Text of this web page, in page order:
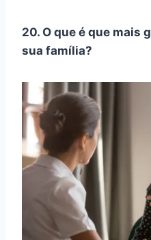
20. O que é que mais
sua família?